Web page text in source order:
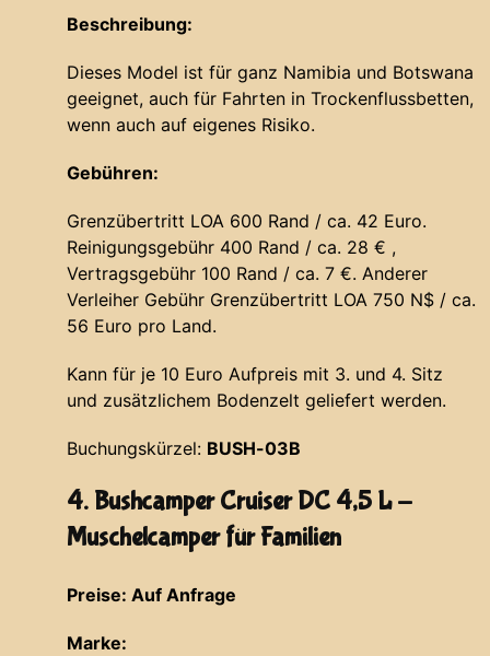
Beschreibung:
Dieses Model ist für ganz Namibia und Botswana
geeignet, auch für Fahrten in Trockenflussbetten,
wenn auch auf eigenes Risiko.
Gebühren:
Grenzübertritt LOA 600 Rand / ca. 42 Euro.
Reinigungsgebühr 400 Rand / ca. 28 € ,
Vertragsgebühr 100 Rand / ca. 7 €. Anderer
Verleiher Gebühr Grenzübertritt LOA 750 N$ / ca.
56 Euro pro Land.
Kann für je 10 Euro Aufpreis mit 3. und 4. Sitz
und zusätzlichem Bodenzelt geliefert werden.
Buchungskürzel: BUSH-03B
4. Bushcamper Cruiser DC 4,5 L -
Muschelcamper für Familien
Preise: Auf Anfrage
Marke: